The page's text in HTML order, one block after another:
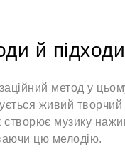
й підходи
метод у
живий творчий
створює музику
цю мелодію.